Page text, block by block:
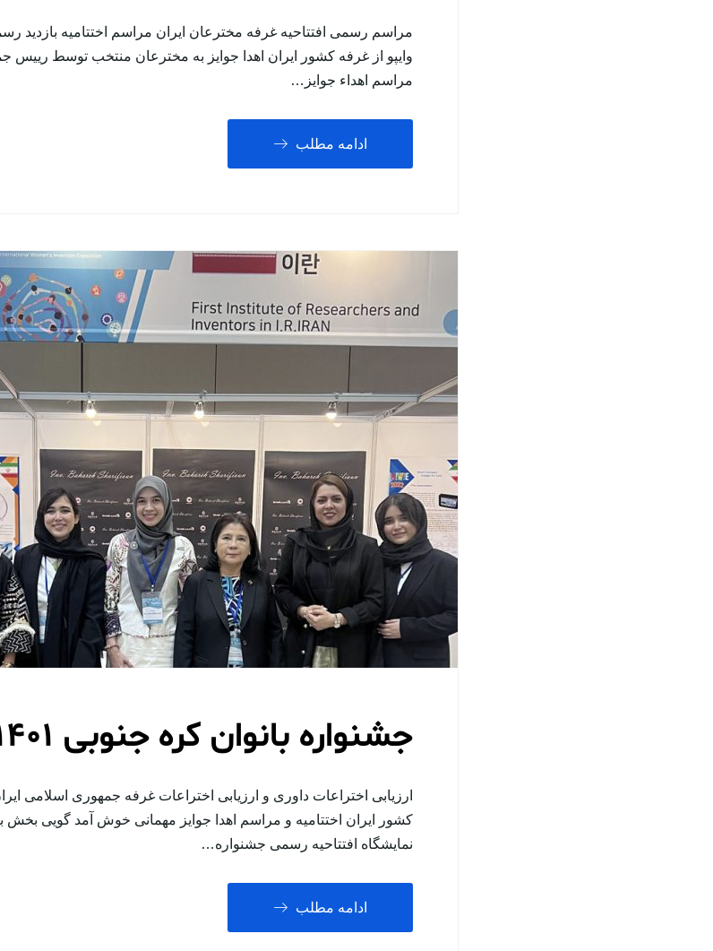
مراسم رسمی افتتاحیه غرفه مخترعان ایران مراسم اختتامیه بازدید
وایپو از غرفه کشور ایران اهدا جوایز به مخترعان منتخب توسط رییس
مراسم اهداء جوایز…
ادامه مطلب
جشنواره بانوان کره جنوبی 1401
ارزیابی اختراعات داوری و ارزیابی اختراعات غرفه جمهوری اسلامی
کشور ایران اختتامیه و مراسم اهدا جوایز مهمانی خوش آمد گویی بخش
نمایشگاه افتتاحیه رسمی جشنواره…
ادامه مطلب